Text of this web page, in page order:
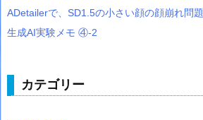
ADetailerで、SD1.5の小さい顔の顔崩れ問
生成AI実験メモ ④-2
カテゴリー